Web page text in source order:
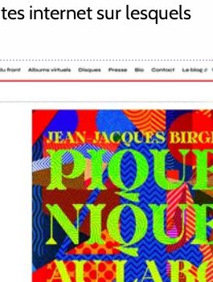
internet sur lesquels